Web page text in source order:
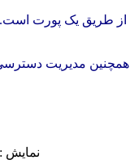
از طریق یک پورت
نمایش